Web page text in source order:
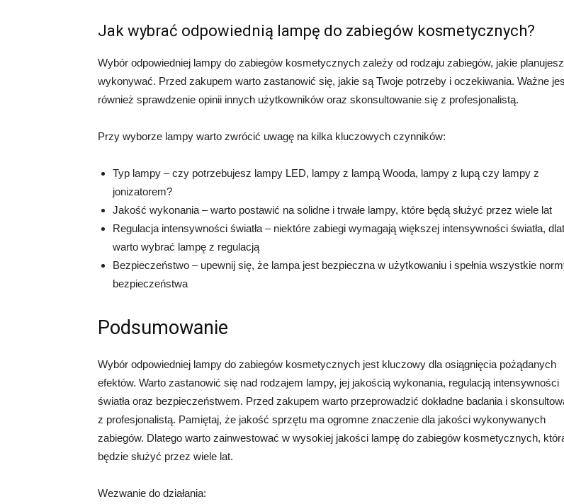
Jak wybrać odpowiednią lampę do zabiegów kosmetycznych?
Wybór odpowiedniej lampy do zabiegów kosmetycznych zależy od rodzaju zabiegów, jakie planujesz
wykonywać. Przed zakupem warto zastanowić się, jakie są Twoje potrzeby i oczekiwania. Ważne
również sprawdzenie opinii innych użytkowników oraz skonsultowanie się z profesjonalistą.
Przy wyborze lampy warto zwrócić uwagę na kilka kluczowych czynników:
Typ lampy – czy potrzebujesz lampy LED, lampy z lampą Wooda, lampy z lupą czy lampy z
jonizatorem?
Jakość wykonania – warto postawić na solidne i trwałe lampy, które będą służyć przez wiele lat
Regulacja intensywności światła – niektóre zabiegi wymagają większej intensywności światła,
warto wybrać lampę z regulacją
Bezpieczeństwo – upewnij się, że lampa jest bezpieczna w użytkowaniu i spełnia wszystkie
bezpieczeństwa
Podsumowanie
Wybór odpowiedniej lampy do zabiegów kosmetycznych jest kluczowy dla osiągnięcia pożądanych
efektów. Warto zastanowić się nad rodzajem lampy, jej jakością wykonania, regulacją intensywności
światła oraz bezpieczeństwem. Przed zakupem warto przeprowadzić dokładne badania i
z profesjonalistą. Pamiętaj, że jakość sprzętu ma ogromne znaczenie dla jakości wykonywanych
zabiegów. Dlatego warto zainwestować w wysokiej jakości lampę do zabiegów kosmetycznych,
będzie służyć przez wiele lat.
Wezwanie do działania: